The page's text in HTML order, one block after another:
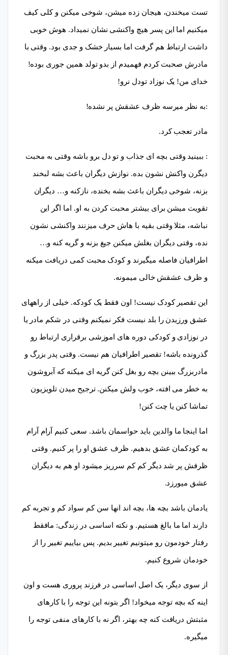
تست میخندن، هیجان زده میشن، شوخی میکنن و کلی کیف
میکنیم اما این پسر هیچ واکنشی نشان نمیداد. هوش خوبی
داشت ارتباط هم گرفت اما بسیار خشک و جدی بود. وقتی با
مادرش صحبت کردم فهمیدم از بدو تولد همین جوری بوده!
خدای من! یک نوزاد تودل نرو!
:به نظر میرسه ظرف عشقش پر نشده!
مادر تعجب کرد.
: ببینید وقتی بچه ای جذاب و تو دل برو باشه وقتی به محبت
دیگرن واکنش نشون بده. نوازش دیگران باعث بشه لبخند
بزنه، شوخی دیگران باعث بشه بخنده، نازکنه و… دیگران
تقویت میشن برای بیشتر محبت کردن به او. اما اگر این
نباشه، مثلا وقتی بقیه با هاش حرف میزنند واکنشی نشون
نده، وقتی دیگران بغلش میکنن جیغ بزنه و گریه کنه و…
اطرافیان فاصله میگیرند و کودک محبت کمی دریافت میکنه
و ظرف عشقش خالی میمونه.
این تقصیر کودک نیست! اون فقط یک کودکه. خیلی از راههای
عشق ورزیدن را بلد نیست فکر نمیکنم وقتی در شکم مادر یا
در نوزادی و کودکی دوره های اموزشی برقراری ارتباط رو
گذرونده باشه! تقصیر اطرافیان هم نیست. وقتی پدر بزرگ و
مادربزرگ ببینن بچه رو بغل کنن گریه ای میکنه که آبروشون
به خطر می افته، خوب ولش میکنن. ترجیح میدن تلویزیون
تماشا کنن یا چت کنن!
اما اینجا ما والدین باید حواسمان باشد. سعی کنیم آرام آرام
به کودکمان عشق بدهیم. ظرف عشق او را پر کنیم. وقتی
ظرفش پر شد دیگر کم کم سرریز میشود او هم به دیگران
عشق میورزد.
یادمان باشد بچه ها، بچه اند انها سن کم سواد کم و تجربه کم
دارند اما ما بالغ هستیم. و نکته اساسی در زندگی: مافقط
رفتار خودمون رو میتونیم تغییر بدیم. پس بیاییم تغییر را از
خودمان شروع کنیم.
از سوی دیگر، یک اصل اساسی در فرزند پروری هست و اون
اینه که بچه توجه میخواد! اگر بتونه این توجه را با کارهای
مثبتش دریافت کنه چه بهتر، اگر نه با کارهای منفی توجه را
میگیره.